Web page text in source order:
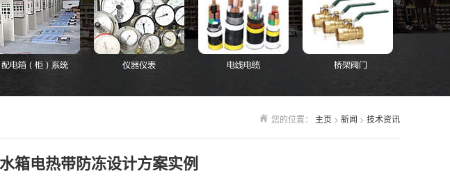
您的位置： 主页 > 新闻 > 技术资讯
箱电热带防冻设计方案实例